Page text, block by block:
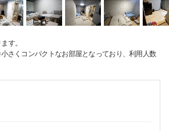
す。
さくコンパクトなお部屋となっており、利用人数